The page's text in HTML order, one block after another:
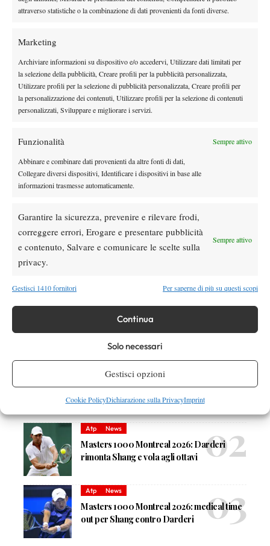
attraverso statistiche o la combinazione di dati provenienti da fonti diverse.
Marketing
Archiviare informazioni su dispositivo e/o accedervi, Utilizzare dati limitati per
la selezione della pubblicità, Creare profili per la pubblicità personalizzata,
Utilizzare profili per la selezione di pubblicità personalizzata, Creare profili per
la personalizzazione dei contenuti, Utilizzare profili per la selezione di contenuti
personalizzati, Sviluppare e migliorare i servizi.
Funzionalità Sempre attivo
Abbinare e combinare dati provenienti da altre fonti di dati,
Collegare diversi dispositivi, Identificare i dispositivi in base alle
informazioni trasmesse automaticamente.
Garantire la sicurezza, prevenire e rilevare frodi,
correggere errori, Erogare e presentare pubblicità
e contenuto, Salvare e comunicare le scelte sulla
privacy.
Sempre attivo
Gestisci 1410 fornitori Per saperne di più su questi scopi
Continua
Solo necessari
Gestisci opzioni
Cookie PolicyDichiarazione sulla PrivacyImprint
nervoso, subisce due break consecutivi, con il tedesco che vola
gioco agguanta il tanto atteso titolo Slam.
Che torneo per Flavio!
Aldilà del risultato, rimane laprestazione fantastica
dell’azzurro, a seguito di un torneo che ricorderà per sempre, in
cui ha giocato la sua prima finale Slam della carriera, lui che a
(Wimbledon 2025). Nonostante la delusione per la sconfitta, il
romano può festeggiare queste due settimane da favola dopo la
pesante uscita al terzo turno degli Internazionali d’Italia e, in
vista della stagione su erba, l’ingresso per la prima volta in
TAGGED:
DI TENDENZA
Masters 1000 Montreal 2026: programma,
orario e ordine di gioco venerdì 7 agosto.
Arnaldi apre sul Centrale
Atp News
Masters 1000 Montreal 2026: Darderi
rimonta Shang e vola agli ottavi
Atp News
Masters 1000 Montreal 2026: medical time
out per Shang contro Darderi